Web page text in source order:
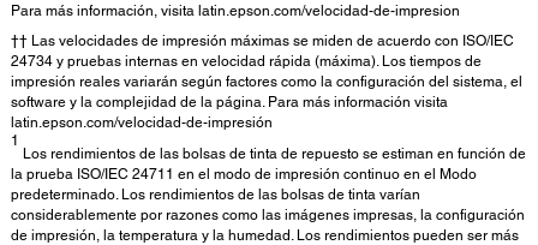
Para más información, visita latin.epson.com/velocidad-de-impresion
†† Las velocidades de impresión máximas se miden de acuerdo con ISO/IEC
24734 y pruebas internas en velocidad rápida (máxima). Los tiempos de
impresión reales variarán según factores como la configuración del sistema, el
software y la complejidad de la página. Para más información visita
latin.epson.com/velocidad-de-impresión
1
Los rendimientos de las bolsas de tinta de repuesto se estiman en función de
la prueba ISO/IEC 24711 en el modo de impresión continuo en el Modo
predeterminado. Los rendimientos de las bolsas de tinta varían
considerablemente por razones como las imágenes impresas, la configuración
de impresión, la temperatura y la humedad. Los rendimientos pueden ser más